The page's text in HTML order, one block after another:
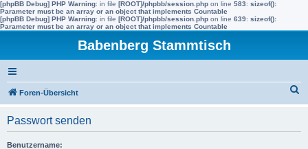
[phpBB Debug] PHP Warning: in file [ROOT]/phpbb/session.php on line 583: sizeof():
Parameter must be an array or an object that implements Countable
[phpBB Debug] PHP Warning: in file [ROOT]/phpbb/session.php on line 639: sizeof():
Parameter must be an array or an object that implements Countable
Babenberg Stammtisch
Foren-Übersicht
Passwort senden
Benutzername: